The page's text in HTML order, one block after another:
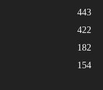
443
422
182
154